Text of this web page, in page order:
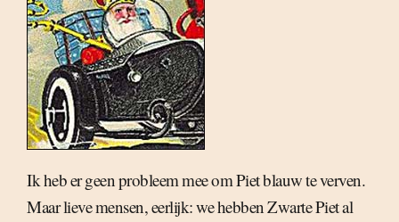
Ik heb er geen probleem mee om Piet blauw te verven.
Maar lieve mensen, eerlijk: we hebben Zwarte Piet al